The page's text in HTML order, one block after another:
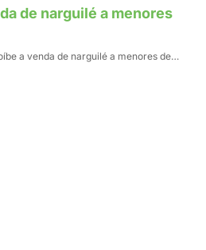
de narguilé a menores
a venda de narguilé a menores de…